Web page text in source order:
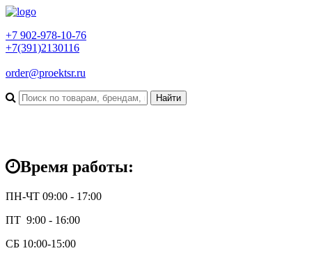
+7 902-978-10-76
+7(391)2130116
order@proektsr.ru
Время работы:
ПН-ЧТ 09:00 - 17:00
ПТ 9:00 - 16:00
СБ 10:00-15:00